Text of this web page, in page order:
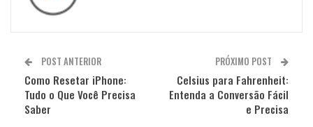
POST ANTERIOR
Como Resetar iPhone:
Tudo o Que Você Precisa
Saber
PRÓXIMO POST
Celsius para Fahrenheit:
Entenda a Conversão Fácil
e Precisa